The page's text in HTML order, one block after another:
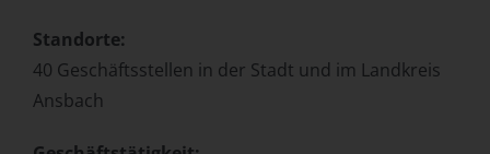
Standorte:
40 Geschäftsstellen in der Stadt und im Landkreis
Ansbach